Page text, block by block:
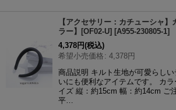
【アクセサリー：カチューシャ】
ラー】[OF02-U] [A955-230805-1]
4,378円(税込)
希望小売価格 : 4,378円
商品説明 キルト生地が可愛らし
いにも便利なアイテムです。 カ
イズ 縦：約15cm 幅：約14cm ご
平…